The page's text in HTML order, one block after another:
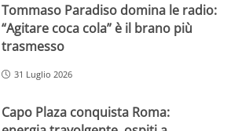
Tommaso Paradiso domina le radio:
“Agitare coca cola” è il brano più
trasmesso
31 Luglio 2026
Capo Plaza conquista Roma: